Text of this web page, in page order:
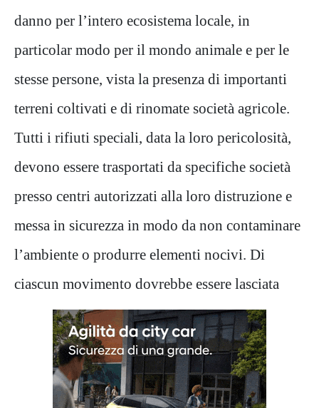
danno per l’intero ecosistema locale , in
particolar modo per il mondo animale e per le
stesse persone, vista la presenza di importanti
terreni coltivati e di rinomate società agricole
Tutti i rifiuti speciali, data la loro pericolosità,
devono essere trasportati da specifiche società
presso centri autorizzati alla loro distruzione e
messa in sicurezza in modo da non contaminare
l’ambiente o produrre elementi nocivi Di
ciascun movimento dovrebbe essere lasciata